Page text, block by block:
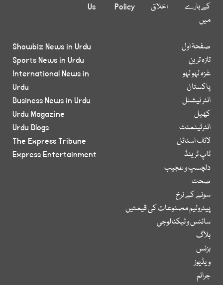
کے بارے
میں
اخلاق
Policy
Us
صفحۂ اول
تازہ ترین
غزہ لہو لہو
پاکستان
انٹر نیشنل
کھیل
انٹرٹینمنٹ
لائف اسٹائل
ٹاپ ٹرینڈ
دلچسپ و عجیب
صحت
سونے کے نرخ
پیٹرولیم مصنوعات کی قیمتیں
سائنس و ٹیکنالوجی
بلاگ
بزنس
ویڈیوز
جرائم
Showbiz News in Urdu
Sports News in Urdu
International News in
Urdu
Business News in Urdu
Urdu Magazine
Urdu Blogs
The Express Tribune
Express Entertainment